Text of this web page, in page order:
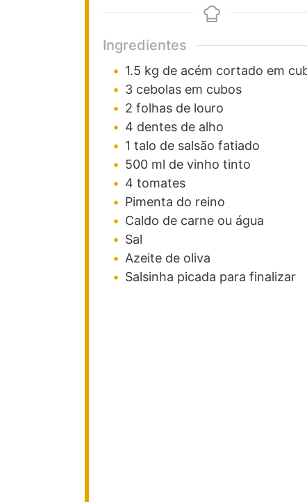
Ingredientes
1.5 kg de acém cortado em
3 cebolas em cubos
2 folhas de louro
4 dentes de alho
1 talo de salsão fatiado
500 ml de vinho tinto
4 tomates
Pimenta do reino
Caldo de carne ou água
Sal
Azeite de oliva
Salsinha picada para finalizar